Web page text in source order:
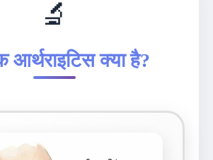
🔬
आर्थराइटिस क्या है?